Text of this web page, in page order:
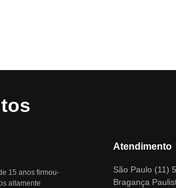
15 anos firmou-
altamente
Atendimento
São Paulo (11)
Bragança